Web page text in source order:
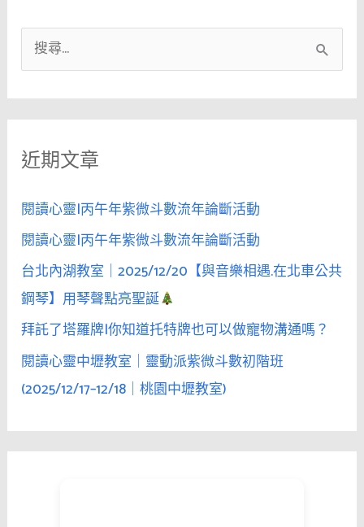
尋
關
字
近期文章
閱讀心靈|丙午年紫微斗數流年論斷活動
閱讀心靈|丙午年紫微斗數流年論斷活動
台北內湖教室｜2025/12/20【與音樂相遇.在北車公共
鋼琴】用琴聲點亮聖誕
拜託了塔羅牌|你知道托特牌也可以做寵物溝通嗎？
閱讀心靈中壢教室｜靈動派紫微斗數初階班
(2025/12/17–12/18｜桃園中壢教室)